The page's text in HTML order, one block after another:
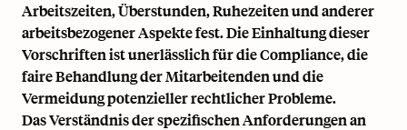
Arbeitszeiten, Überstunden, Ruhezeiten und anderer
arbeitsbezogener Aspekte fest. Die Einhaltung dieser
Vorschriften ist unerlässlich für die Compliance, die
faire Behandlung der Mitarbeitenden und die
Vermeidung potenzieller rechtlicher Probleme.
Das Verständnis der spezifischen Anforderungen an